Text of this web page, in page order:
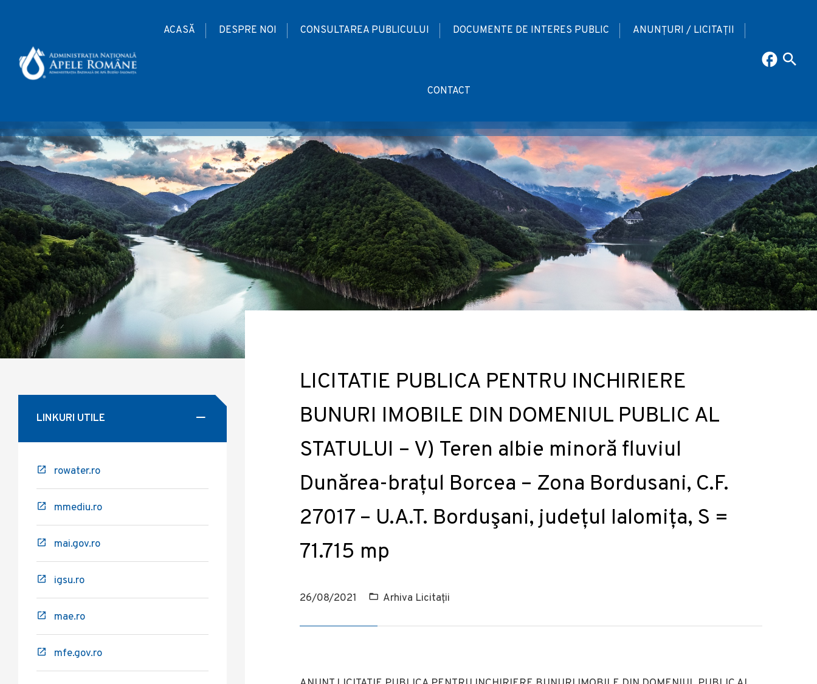
ACASĂ DESPRE NOI CONSULTAREA PUBLICULUI DOCUMENTE DE INTERES PUBLIC ANUNȚURI / LICITAȚII
CONTACT
LICITATIE PUBLICA PENTRU INCHIRIERE
BUNURI IMOBILE DIN DOMENIUL PUBLIC AL
STATULUI – V) Teren albie minoră fluviul
Dunărea-brațul Borcea – Zona Bordusani, C.F.
27017 – U.A.T. Borduşani, județul Ialomița, S =
71.715 mp
26/08/2021 Arhiva Licitații
LINKURI UTILE
rowater.ro
mmediu.ro
mai.gov.ro
igsu.ro
mae.ro
mfe.gov.ro